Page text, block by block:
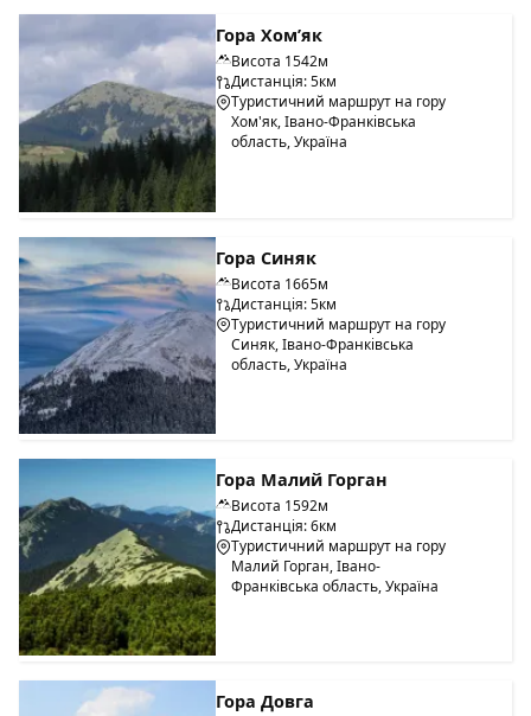
Гора Хом’як
Висота 1542м
Дистанція: 5км
Туристичний маршрут на гору
Хом'як, Івано-Франківська
область, Україна
Гора Синяк
Висота 1665м
Дистанція: 5км
Туристичний маршрут на гору
Синяк, Івано-Франківська
область, Україна
Гора Малий Горган
Висота 1592м
Дистанція: 6км
Туристичний маршрут на гору
Малий Горган, Івано-
Франківська область, Україна
Гора Довга